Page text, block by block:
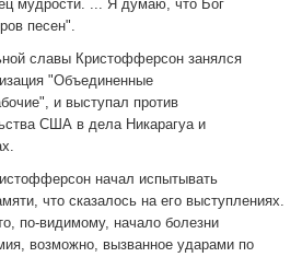
мудрости. ... Я думаю, что Бог
песен".
славы Кристофферсон занялся
"Объединенные
и выступал против
США в дела Никарагуа и
начал испытывать
что сказалось на его выступлениях.
по-видимому, начало болезни
возможно, вызванное ударами по